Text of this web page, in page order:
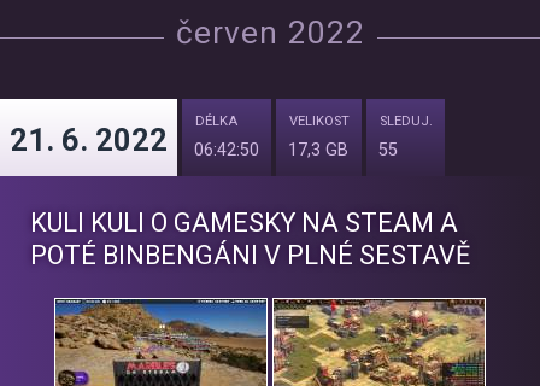
červen 2022
21. 6. 2022
DÉLKA
06:42:50
VELIKOST
17,3 GB
SLEDUJ.
55
KULI KULI O GAMESKY NA STEAM A
POTÉ BINBENGÁNI V PLNÉ SESTAVĚ